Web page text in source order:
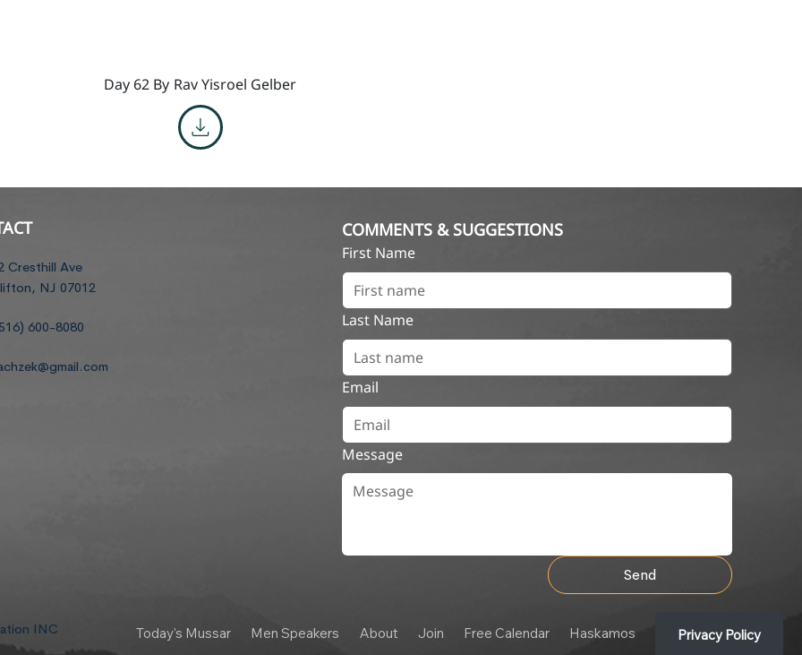
Day 62 By Rav Yisroel Gelber
Cresthill Ave
NJ 07012
600-8080
COMMENTS & SUGGESTIONS
First Name
Last Name
Email
Message
Send
INC Today's Mussar Men Speakers About Join Free Calendar Haskamos Privacy Policy